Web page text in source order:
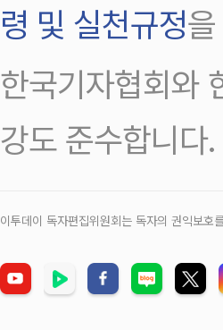
령 및 실천규정
한국기자협회와
강도 준수합니다.
이투데이 독자편집위원회는 독자의 권익보호